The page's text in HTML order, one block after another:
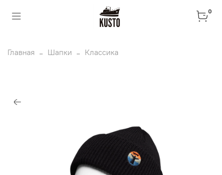
0
Главная Шапки Классика